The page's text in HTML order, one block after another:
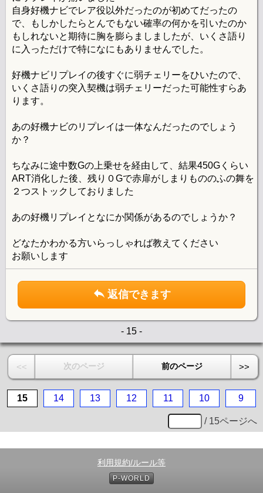
自身好機ナビでレア役以外だったのが初めてだったの
で、もしかしたらとんでもない確率の何かを引いたのか
もしれないと期待に胸を膨らましましたが、いくさ語り
に入っただけで特になにもありませんでした。
好機ナビリプレイの後すぐに弱チェリーをひいたので、
いくさ語りの突入契機は弱チェリーだった可能性すらあ
ります。
あの好機ナビのリプレイは一体なんだったのでしょう
か？
ちなみに途中数Gの上乗せを経由して、結果450Gくらい
ART消化した後、残り０Gで赤扉がしまりもののふの舞を
２つストックしておりました
あの好機リプレイとなにか関係があるのでしょうか？
どなたかわかる方いらっしゃれば教えてください
お願いします
返信できます
- 15 -
<< 次のページ 前のページ >>
15 14 13 12 11 10 9
/ 15ページへ
利用規約/ルール等
P-WORLD